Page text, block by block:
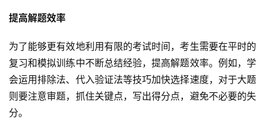
提高解题效率
为了能够更有效地利用有限的考试时间，考生需要在平时的
复习和模拟训练中不断总结经验，提高解题效率。例如，学
会运用排除法、代入验证法等技巧加快选择速度，对于大题
则要注意审题，抓住关键点，写出得分点，避免不必要的失
分。